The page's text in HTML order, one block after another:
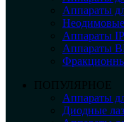
Аппараты
Аппараты
Аппараты
ПОПУЛЯРНОЕ
Аппараты
Диодные